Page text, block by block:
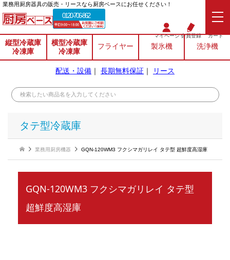
業務⽤厨房器具の販売・リースなら厨房ベースにお任せください！
0120-706-862
マイページ会員登録 カート
縦型冷蔵庫
冷凍庫
横型冷蔵庫
冷凍庫
フライヤー 製氷機 洗浄機
配送・設備 ｜ 長期無料保証 ｜ リース
タテ型冷蔵庫
業務用厨房機器 GQN-120WM3 フクシマガリレイ タテ型 超鮮度高湿庫
GQN-120WM3 フクシマガリレイ タテ型
超鮮度高湿庫